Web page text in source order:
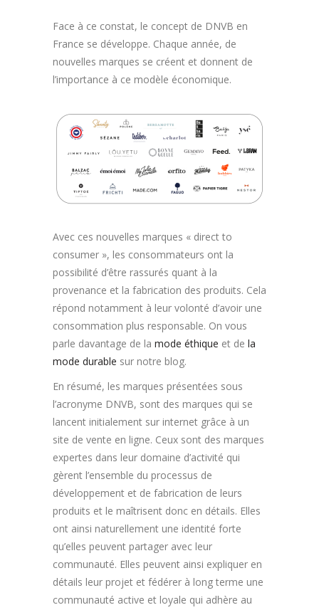
Face à ce constat, le concept de DNVB en
France se développe. Chaque année, de
nouvelles marques se créent et donnent de
l’importance à ce modèle économique.
Avec ces nouvelles marques « direct to
consumer », les consommateurs ont la
possibilité d’être rassurés quant à la
provenance et la fabrication des produits. Cela
répond notamment à leur volonté d’avoir une
consommation plus responsable. On vous
parle davantage de la mode éthique et de la
mode durable sur notre blog.
En résumé, les marques présentées sous
l’acronyme DNVB, sont des marques qui se
lancent initialement sur internet grâce à un
site de vente en ligne. Ceux sont des marques
expertes dans leur domaine d’activité qui
gèrent l’ensemble du processus de
développement et de fabrication de leurs
produits et le maîtrisent donc en détails. Elles
ont ainsi naturellement une identité forte
qu’elles peuvent partager avec leur
communauté. Elles peuvent ainsi expliquer en
détails leur projet et fédérer à long terme une
communauté active et loyale qui adhère au